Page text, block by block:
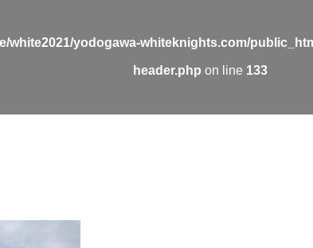
white2021/yodogawa-whiteknights.com/
header.php on line 133